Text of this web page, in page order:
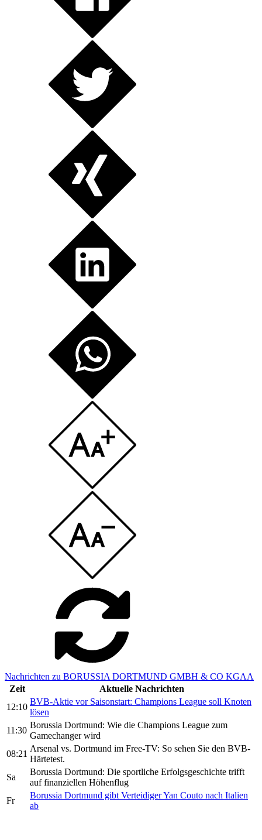
Nachrichten zu BORUSSIA DORTMUND GMBH & CO KGAA
Zeit
Aktuelle Nachrichten
12:10
BVB-Aktie vor Saisonstart: Champions League soll Knoten
lösen
11:30
Borussia Dortmund: Wie die Champions League zum
Gamechanger wird
08:21
Arsenal vs. Dortmund im Free-TV: So sehen Sie den BVB-
Härtetest.
Sa
Borussia Dortmund: Die sportliche Erfolgsgeschichte trifft
auf finanziellen Höhenflug
Fr
Borussia Dortmund gibt Verteidiger Yan Couto nach Italien
ab